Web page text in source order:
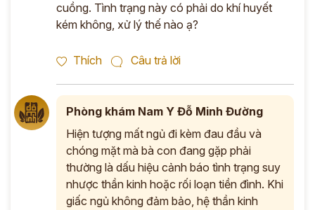
cuồng. Tình trạng này có phải do khí huyết
kém không, xử lý thế nào ạ?
Thích Câu trả lời
Phòng khám Nam Y Đỗ Minh Đường
Hiện tượng mất ngủ đi kèm đau đầu và
chóng mặt mà bà con đang gặp phải
thường là dấu hiệu cảnh báo tình trạng suy
nhược thần kinh hoặc rối loạn tiền đình. Khi
giấc ngủ không đảm bảo, hệ thần kinh